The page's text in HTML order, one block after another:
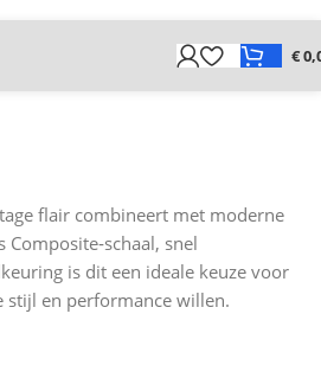
€
flair combineert met moderne
snel
is dit een ideale keuze voor
stijl en performance willen.